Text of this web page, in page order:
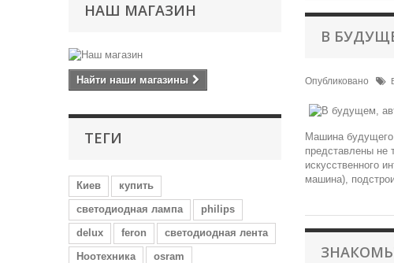
НАШ МАГАЗИН
Найти наши магазины
ТЕГИ
Киев
купить
светодиодная лампа
philips
delux
feron
светодиодная лента
Ноотехника
osram
В
Опубликовано
Машина будущего
представлены не
искусственного
машина),